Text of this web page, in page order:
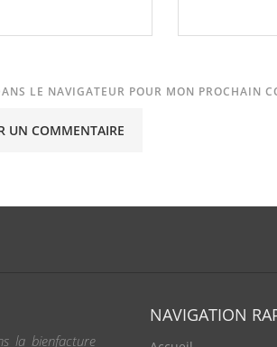
LE NAVIGATEUR POUR MON PROCHAIN
la bienfacture
NAVIGATION